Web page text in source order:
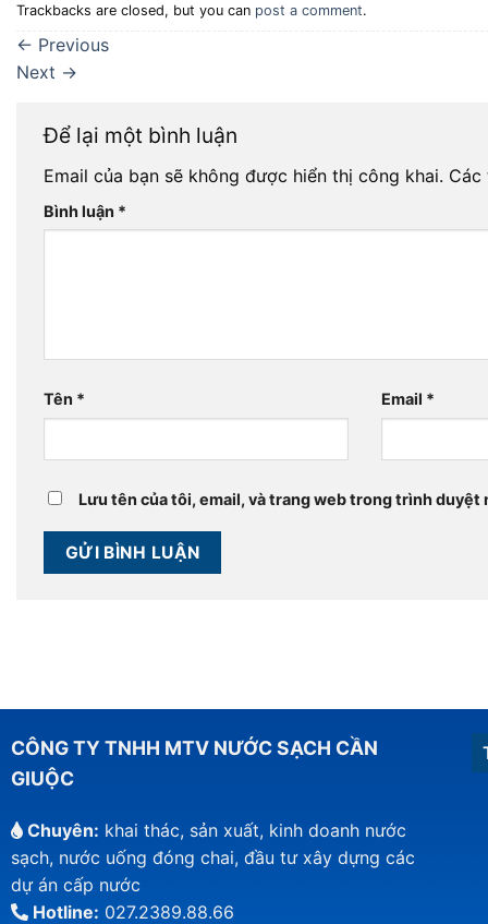
Trackbacks are closed, but you can post a comment.
← Previous
Next →
Để lại một bình luận
Email của bạn sẽ không được hiển thị công khai.
Bình luận *
Tên * Email *
Lưu tên của tôi, email, và trang web trong trình duyệt
CÔNG TY TNHH MTV NƯỚC SẠCH CẦN
GIUỘC
Chuyên: khai thác, sản xuất, kinh doanh nước
sạch, nước uống đóng chai, đầu tư xây dựng các
dự án cấp nước
Hotline: 027.2389.88.66